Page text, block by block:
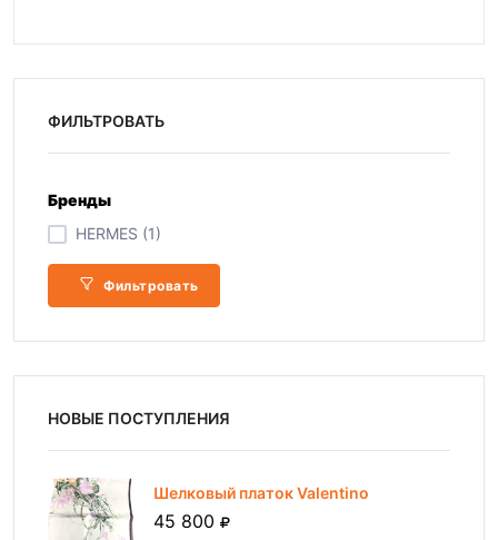
ФИЛЬТРОВАТЬ
Бренды
HERMES (1)
Фильтровать
НОВЫЕ ПОСТУПЛЕНИЯ
Шелковый платок Valentino
45 800